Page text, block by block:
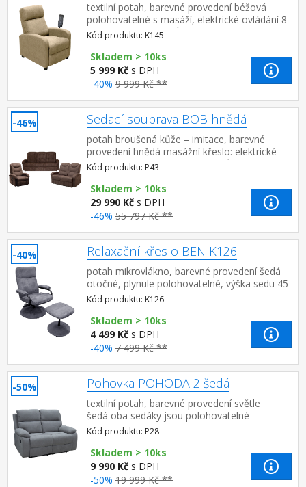
textilní potah, barevné provedení béžová
polohovatelné s masáží, elektrické ovládání 8
masážních programů, 2 stupně intenzity
nastavení oblasti masáže...
Kód produktu: K145
Skladem > 10ks
5 999 Kč s DPH
-40% 9 999 Kč **
-46% Sedací souprava BOB hnědá
potah broušená kůže – imitace, barevné
provedení hnědá masážní křeslo: elektrické
ovládání, 8 masážních programů, 2 stupně
intenzity, nastavení oblast...
Kód produktu: P43
Skladem > 10ks
29 990 Kč s DPH
-46% 55 797 Kč **
-40% Relaxační křeslo BEN K126
potah mikrovlákno, barevné provedení šedá
otočné, plynule polohovatelné, výška sedu 45
cm rozměr podnožky 44 × 40 × 43 cm
Kód produktu: K126
Skladem > 10ks
4 499 Kč s DPH
-40% 7 499 Kč **
-50% Pohovka POHODA 2 šedá
textilní potah, barevné provedení světle
šedá oba sedáky jsou polohovatelné
Kód produktu: P28
Skladem > 10ks
9 990 Kč s DPH
-50% 19 999 Kč **